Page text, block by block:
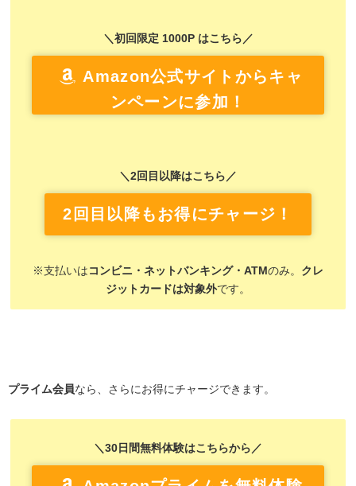
＼初回限定 1000P はこちら／
Amazon公式サイトからキャ
ンペーンに参加！
＼2回目以降はこちら／
2回目以降もお得にチャージ！
※支払いは コンビニ・ネットバンキング・ATMのみ。 クレ
ジットカードは対象外です。
プライム会員なら、さらにお得にチャージできます。
＼30日間無料体験はこちらから／